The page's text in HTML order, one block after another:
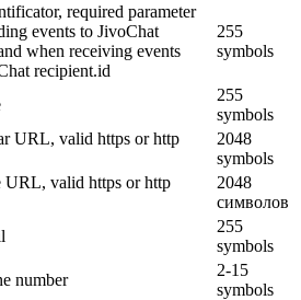
required parameter
events to JivoChat
when receiving events
recipient.id
255
symbols
255
symbols
URL, valid https or http
2048
symbols
URL, valid https or http
2048
символов
255
symbols
number
2-15
symbols